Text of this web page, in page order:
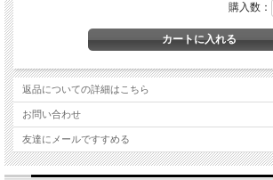
購入数：
返品についての詳細はこちら
お問い合わせ
友達にメールですすめる